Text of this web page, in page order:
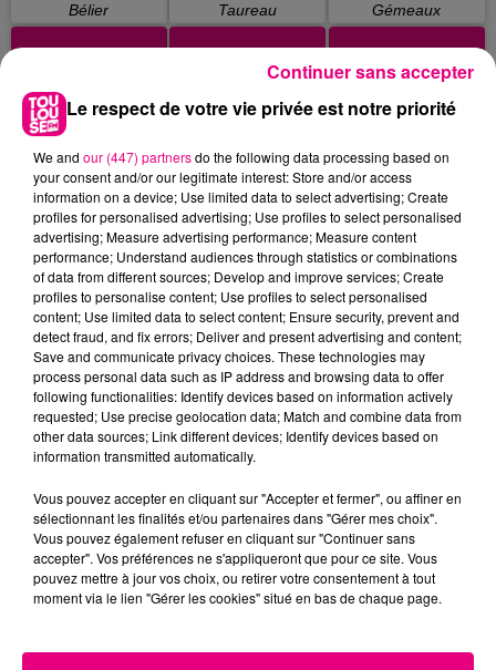
Bélier Taureau Gémeaux
Cancer Lion Vierge
Balance Scorpion Sagittaire
Capricorne Verseau Poissons
Le respect de votre vie privée est notre priorité
We and our (447) partnersdo the following data processing based on
your consent and/or our legitimate interest: Store and/or access
information on a device; Use limited data to select advertising; Create
profiles for personalised advertising; Use profiles to select personalised
advertising; Measure advertising performance; Measure content
performance; Understand audiences through statistics or combinations
of data from different sources; Develop and improve services; Create
profiles to personalise content; Use profiles to select personalised
content; Use limited data to select content; Ensure security, prevent and
detect fraud, and fix errors; Deliver and present advertising and content;
Save and communicate privacy choices. These technologies may
process personal data such as IP address and browsing data to offer
following functionalities: Identify devices based on information actively
requested; Use precise geolocation data; Match and combine data from
other data sources; Link different devices; Identify devices based on
information transmitted automatically.
Vous pouvez accepter en cliquant sur "Accepter et fermer", ou affiner en
sélectionnant les finalités et/ou partenaires dans "Gérer mes choix".
Vous pouvez également refuser en cliquant sur "Continuer sans
accepter". Vos préférences ne s'appliqueront que pour ce site. Vous
pouvez mettre à jour vos choix, ou retirer votre consentement à tout
moment via le lien "Gérer les cookies" situé en bas de chaque page.
Continuer sans accepter